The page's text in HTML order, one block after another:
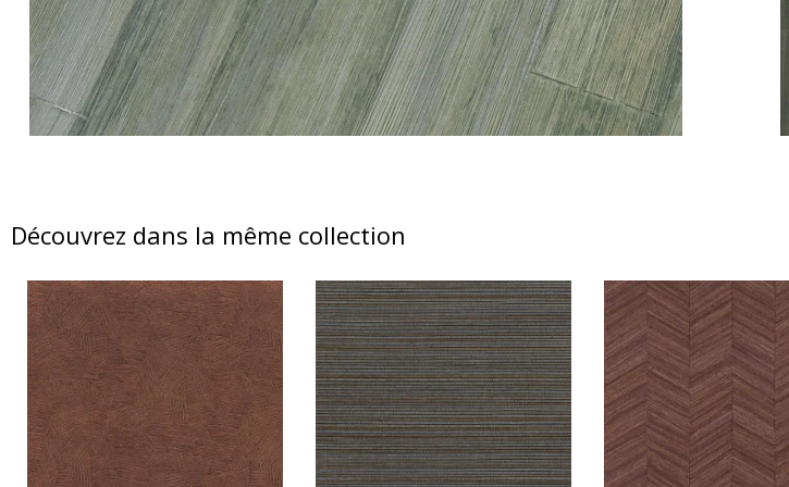
Découvrez dans la même collection